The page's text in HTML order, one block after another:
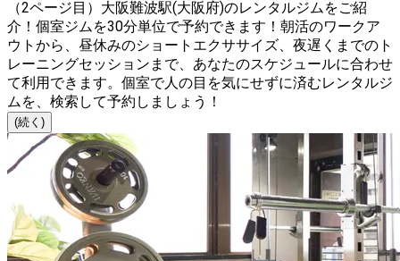
（2ページ目）大阪難波駅(大阪府)のレンタルジムをご紹
介！個室ジムを30分単位で予約できます！朝活のワークア
ウトから、昼休みのショートエクササイズ、夜遅くまでのト
レーニングセッションまで、あなたのスケジュールに合わせ
て利用できます。個室で人の目を気にせずに済むレンタルジ
ムを、検索して予約しましょう！
(続く)